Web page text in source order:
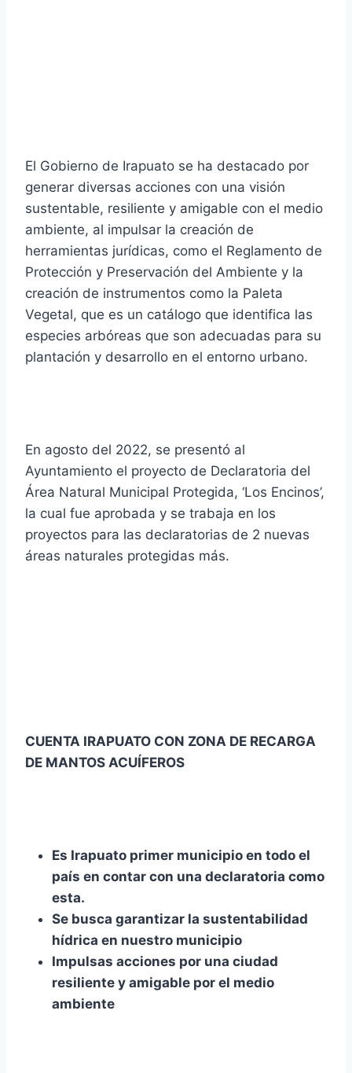
El Gobierno de Irapuato se ha destacado por
generar diversas acciones con una visión
sustentable, resiliente y amigable con el medio
ambiente, al impulsar la creación de
herramientas jurídicas, como el Reglamento de
Protección y Preservación del Ambiente y la
creación de instrumentos como la Paleta
Vegetal, que es un catálogo que identifica las
especies arbóreas que son adecuadas para su
plantación y desarrollo en el entorno urbano.
En agosto del 2022, se presentó al
Ayuntamiento el proyecto de Declaratoria del
Área Natural Municipal Protegida, ‘Los Encinos’,
la cual fue aprobada y se trabaja en los
proyectos para las declaratorias de 2 nuevas
áreas naturales protegidas más.
CUENTA IRAPUATO CON ZONA DE RECARGA
DE MANTOS ACUÍFEROS
Es Irapuato primer municipio en todo el
país en contar con una declaratoria como
esta.
Se busca garantizar la sustentabilidad
hídrica en nuestro municipio
Impulsas acciones por una ciudad
resiliente y amigable por el medio
ambiente